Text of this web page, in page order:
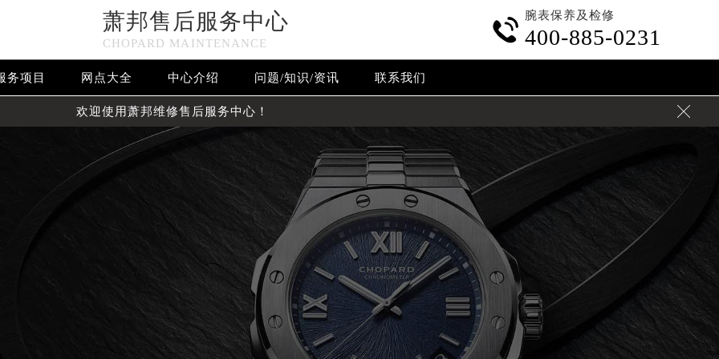
萧邦售后服务中心
CHOPARD MAINTENANCE

腕表保养及检修
400-885-0231
务项目 网点大全 中心介绍 问题/知识/资讯 联系我们
欢迎使用萧邦维修售后服务中心！ 